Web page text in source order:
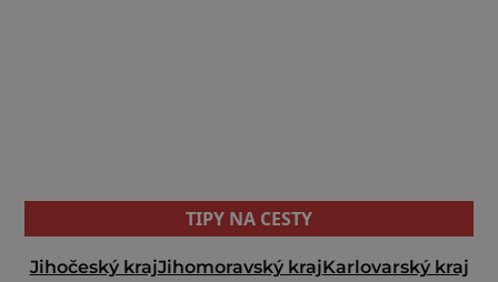
TIPY NA CESTY
Jihočeský krajJihomoravský krajKarlovarský kraj